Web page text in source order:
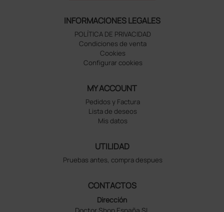
INFORMACIONES LEGALES
POLÍTICA DE PRIVACIDAD
Condiciones de venta
Cookies
Configurar cookies
MY ACCOUNT
Pedidos y Factura
Lista de deseos
Mis datos
UTILIDAD
Pruebas antes, compra despues
CONTACTOS
Dirección